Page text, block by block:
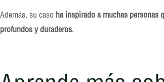
Además, su caso ha inspirado a muchas personas
profundos y duraderos.